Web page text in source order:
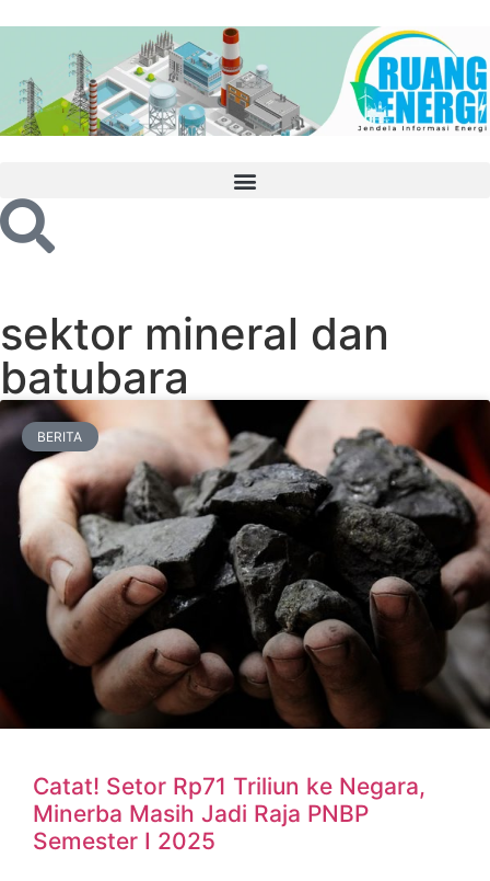
sektor mineral dan
batubara
BERITA
Catat! Setor Rp71 Triliun ke Negara,
Minerba Masih Jadi Raja PNBP
Semester I 2025